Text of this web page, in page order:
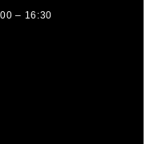
– 16:30